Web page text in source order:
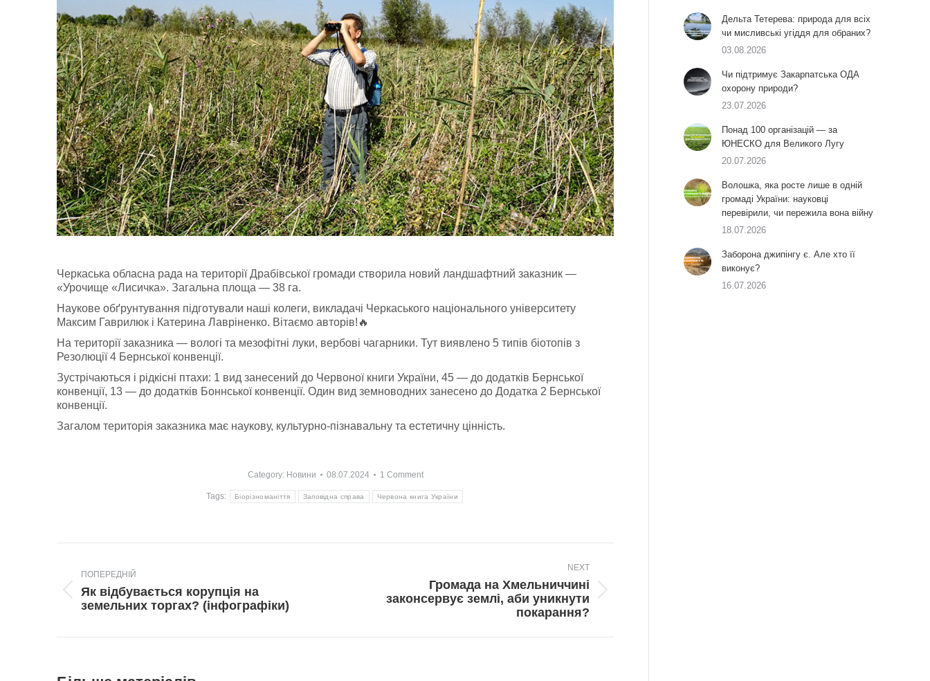
Черкаська обласна рада на території Драбівської громади створила новий ландшафтний заказник —
«Урочище «Лисичка». Загальна площа — 38 га.
Наукове обґрунтування підготували наші колеги, викладачі Черкаського національного університету
Максим Гаврилюк і Катерина Лавріненко. Вітаємо авторів!🔥
На території заказника — вологі та мезофітні луки, вербові чагарники. Тут виявлено 5 типів біотопів з
Резолюції 4 Бернської конвенції.
Зустрічаються і рідкісні птахи: 1 вид занесений до Червоної книги України, 45 — до додатків Бернської
конвенції, 13 — до додатків Боннської конвенції. Один вид земноводних занесено до Додатка 2 Бернської
конвенції.
Загалом територія заказника має наукову, культурно-пізнавальну та естетичну цінність.
Category: Новини 08.07.2024 1 Comment
Tags: Біорізноманіття Заповідна справа Червона книга України
navigation
ПОПЕРЕДНІЙ
Попередній
пост:
Як відбувається корупція на
земельних торгах? (інфографіки)
NEXT
Громада на Хмельниччині
законсервує землі, аби уникнути
покарання?
Дельта Тетерева: природа для всіх
чи мисливські угіддя для обраних?
03.08.2026
Чи підтримує Закарпатська ОДА
охорону природи?
23.07.2026
Понад 100 організацій — за
ЮНЕСКО для Великого Лугу
20.07.2026
Волошка, яка росте лише в одній
громаді України: науковці
перевірили, чи пережила вона війну
18.07.2026
Заборона джипінгу є. Але хто її
виконує?
16.07.2026